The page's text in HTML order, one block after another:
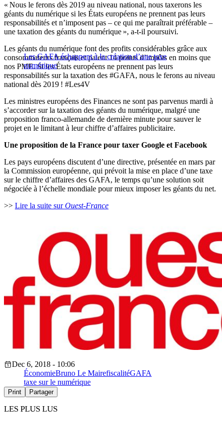
« Nous le ferons dès 2019 au niveau national, nous taxerons les
géants du numérique si les États européens ne prennent pas leurs
responsabilités et n’imposent pas – ce qui me paraîtrait préférable –
une taxation des géants du numérique », a-t-il poursuivi.
Les GAFA échappent à la création d’une taxe
numérique
Les géants du numérique font des profits considérables grâce aux
consommateurs français et paient 14 points d’impôts en moins que
nos PME. Si les États européens ne prennent pas leurs
responsabilités sur la taxation des #GAFA, nous le ferons au niveau
national dès 2019 ! #Les4V
Les ministres européens des Finances ne sont pas parvenus mardi à
s’accorder sur la taxation des géants du numérique, malgré une
proposition franco-allemande de dernière minute pour sauver le
projet en le limitant à leur chiffre d’affaires publicitaire.
Une proposition de la France pour taxer Google et Facebook
Les pays européens discutent d’une directive, présentée en mars par
la Commission européenne, qui prévoit la mise en place d’une taxe
sur le chiffre d’affaires des GAFA, le temps qu’une solution soit
négociée à l’échelle mondiale pour mieux imposer les géants du net.
>> Lire la suite surOuest-France
Dec 6, 2018 - 10:06
ÉconomieBruno Le MairefiscalitéGAFA
taxe sur le numérique
Print Partager
LES PLUS LUS